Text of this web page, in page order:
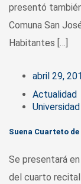
presentó
Comuna San
Habitantes […]
abril 29,
Actualidad
Suena Cuarteto
Se presentará
del cuarto